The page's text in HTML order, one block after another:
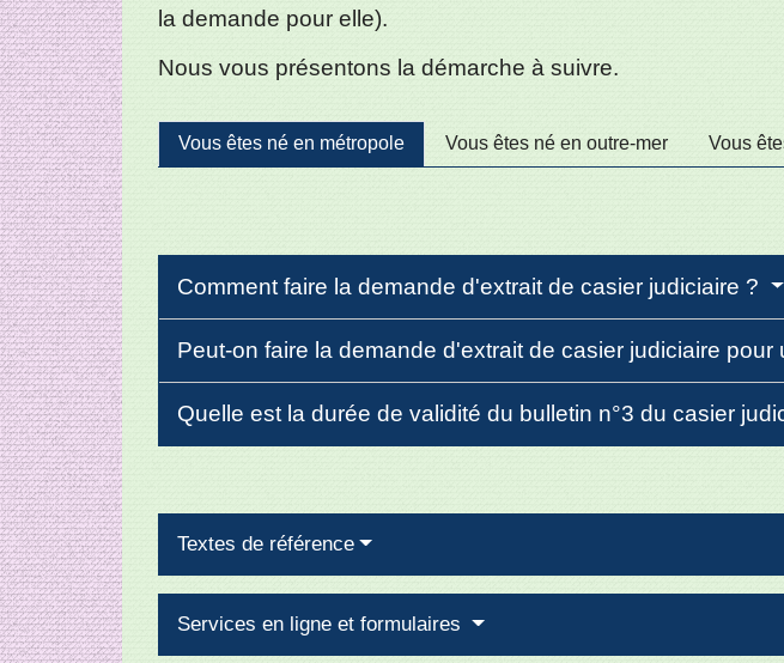
la demande pour elle).
Nous vous présentons la démarche à suivre.
Vous êtes né en métropole Vous êtes né en outre-mer Vous
Comment faire la demande d'extrait de casier judiciaire ?
Peut-on faire la demande d'extrait de casier judiciaire pour
Quelle est la durée de validité du bulletin n°3 du casier
Textes de référence
Services en ligne et formulaires